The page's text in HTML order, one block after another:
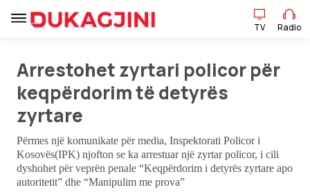
Lajme
Sport
Pikëpamje
TV Radio
Arrestohet zyrtari policor për
keqpërdorim të detyrës
zyrtare
Përmes një komunikate për media, Inspektorati Policor i
Kosovës(IPK) njofton se ka arrestuar një zyrtar policor, i cili
dyshohet për veprën penale “Keqpërdorim i detyrës zyrtare apo
autoritetit” dhe “Manipulim me prova”